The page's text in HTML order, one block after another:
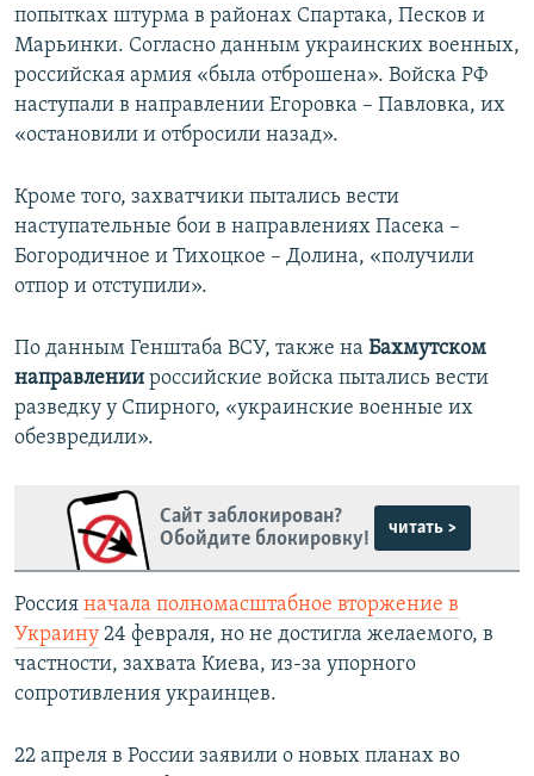
попытках штурма в районах Спартака, Песков и
Марьинки. Согласно данным украинских военных,
российская армия «была отброшена». Войска РФ
наступали в направлении Егоровка – Павловка, их
«остановили и отбросили назад».
Кроме того, захватчики пытались вести
наступательные бои в направлениях Пасека –
Богородичное и Тихоцкое – Долина, «получили
отпор и отступили».
По данным Генштаба ВСУ, также на Бахмутском
направлении российские войска пытались вести
разведку у Спирного, «украинские военные их
обезвредили».
Сайт заблокирован?
Обойдите блокировку!
читать >
Россия начала полномасштабное вторжение в
Украину 24 февраля, но не достигла желаемого, в
частности, захвата Киева, из-за упорного
сопротивления украинцев.
22 апреля в России заявили о новых планах во